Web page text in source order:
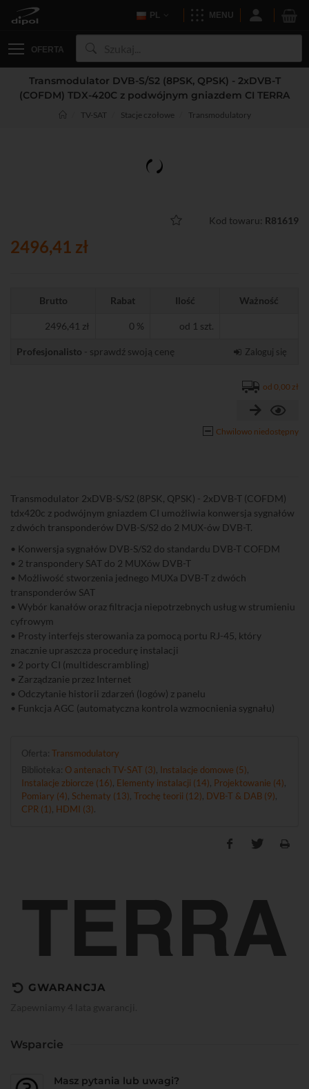
PL MENU
OFERTA
Transmodulator DVB-S/S2 (8PSK, QPSK) - 2xDVB-T
(COFDM) TDX-420C z podwójnym gniazdem CI TERRA
TV-SAT Stacje czołowe Transmodulatory
Kod towaru: R81619
2496,41 zł
Brutto Rabat Ilość Ważność
2496,41 zł 0 % od 1 szt.
Profesjonalisto - sprawdź swoją cenę Zaloguj się
od 0,00 zł
Chwilowo niedostępny
Transmodulator 2xDVB-S/S2 (8PSK, QPSK) - 2xDVB-T (COFDM)
tdx420c z podwójnym gniazdem CI umożliwia konwersja sygnałów
z dwóch transponderów DVB-S/S2 do 2 MUX-ów DVB-T.
• Konwersja sygnałów DVB-S/S2 do standardu DVB-T COFDM
• 2 transpondery SAT do 2 MUXów DVB-T
• Możliwość stworzenia jednego MUXa DVB-T z dwóch
transponderów SAT
• Wybór kanałów oraz filtracja niepotrzebnych usług w strumieniu
cyfrowym
• Prosty interfejs sterowania za pomocą portu RJ-45, który
znacznie upraszcza procedurę instalacji
• 2 porty CI (multidescrambling)
• Zarządzanie przez Internet
• Odczytanie historii zdarzeń (logów) z panelu
• Funkcja AGC (automatyczna kontrola wzmocnienia sygnału)
Oferta: Transmodulatory
Biblioteka: O antenach TV-SAT (3) Instalacje domowe (5)
Instalacje zbiorcze (16) Elementy instalacji (14) Projektowanie (4)
Pomiary (4) Schematy (13) Trochę teorii (12) DVB-T & DAB (9)
CPR (1) HDMI (3)
GWARANCJA
Wsparcie
Masz pytania lub uwagi?